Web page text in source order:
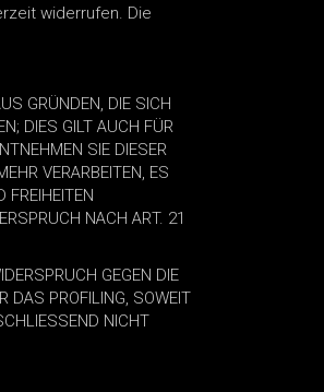
widerrufen. Die
GRÜNDEN, DIE SICH
DIES GILT AUCH FÜR
SIE DIESER
VERARBEITEN, ES
FREIHEITEN
NACH ART. 21
GEGEN DIE
DAS PROFILING, SOWEIT
NICHT